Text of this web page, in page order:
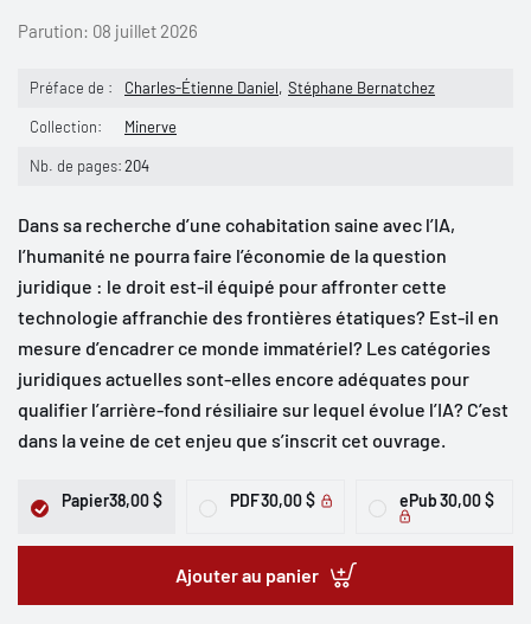
Parution: 08 juillet 2026
Préface de : Charles-Étienne Daniel Stéphane Bernatchez
Collection: Minerve
Nb. de pages:204
Dans sa recherche d’une cohabitation saine avec l’IA,
l’humanité ne pourra faire l’économie de la question
juridique : le droit est-il équipé pour affronter cette
technologie affranchie des frontières étatiques? Est-il en
mesure d’encadrer ce monde immatériel? Les catégories
juridiques actuelles sont-elles encore adéquates pour
qualifier l’arrière-fond résiliaire sur lequel évolue l’IA? C’est
dans la veine de cet enjeu que s’inscrit cet ouvrage.
Papier38,00 $ PDF30,00 $ ePub30,00 $
Ajouter au panier